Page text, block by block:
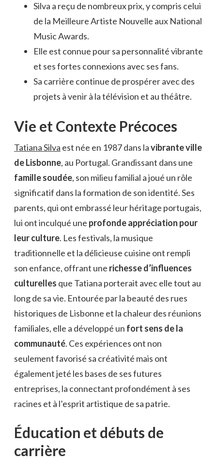
Silva a reçu de nombreux prix, y compris celui
de la Meilleure Artiste Nouvelle aux National
Music Awards.
Elle est connue pour sa personnalité vibrante
et ses fortes connexions avec ses fans.
Sa carrière continue de prospérer avec des
projets à venir à la télévision et au théâtre.
Vie et Contexte Précoces
Tatiana Silva est née en 1987 dans lavibrante ville
de Lisbonne, au Portugal. Grandissant dans une
famille soudée, son milieu familial a joué un rôle
significatif dans la formation de son identité. Ses
parents, qui ont embrassé leur héritage portugais,
lui ont inculqué une profonde appréciation pour
leur culture. Les festivals, la musique
traditionnelle et la délicieuse cuisine ont rempli
son enfance, offrant une richesse d’influences
culturelles que Tatiana porterait avec elle tout au
long de sa vie. Entourée par la beauté des rues
historiques de Lisbonne et la chaleur des réunions
familiales, elle a développé un fort sens de la
communauté. Ces expériences ont non
seulement favorisé sa créativité mais ont
également jeté les bases de ses futures
entreprises, la connectant profondément à ses
racines et à l’esprit artistique de sa patrie.
Éducation et débuts de
carrière